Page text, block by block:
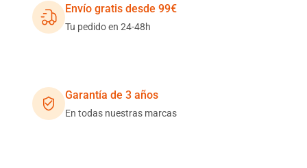
Envío gratis desde 99€
Tu pedido en 24-48h
Garantía de 3 años
En todas nuestras marcas